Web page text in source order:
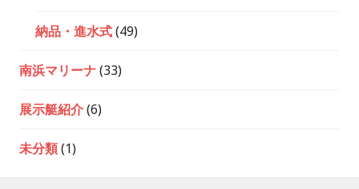
納品・進水式(49)
南浜マリーナ(33)
展示艇紹介(6)
未分類(1)